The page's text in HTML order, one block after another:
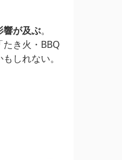
響が及ぶ。
き火・BBQ
しれない。